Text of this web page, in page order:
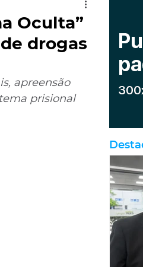
Oculta”
drogas
apreensão
prisional